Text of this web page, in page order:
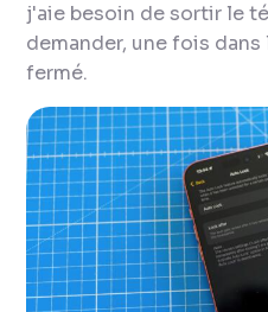
j'aie besoin de sortir le
demander, une fois
fermé.